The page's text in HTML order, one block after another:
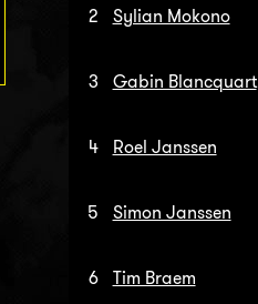
2 Sylian Mokono
3 Gabin Blancquart
4 Roel Janssen
5 Simon Janssen
6 Tim Braem